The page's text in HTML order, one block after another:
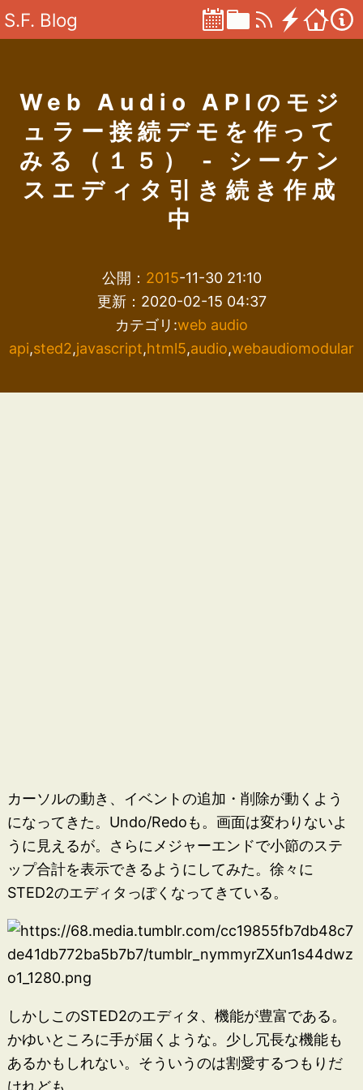
S.F. Blog
Web Audio APIのモジ
ュラー接続デモを作って
みる（１５） - シーケン
スエディタ引き続き作成
中
公開： 2015-11-30 21:10
更新：2020-02-15 04:37
カテゴリ:web audio
api,sted2,javascript,html5,audio,webaudiomodular
カーソルの動き、イベントの追加・削除が動くよう
になってきた。Undo/Redoも。画面は変わりないよ
うに見えるが。さらにメジャーエンドで小節のステ
ップ合計を表示できるようにしてみた。徐々に
STED2のエディタっぽくなってきている。
しかしこのSTED2のエディタ、機能が豊富である。
かゆいところに手が届くような。少し冗長な機能も
あるかもしれない。そういうのは割愛するつもりだ
けれども。